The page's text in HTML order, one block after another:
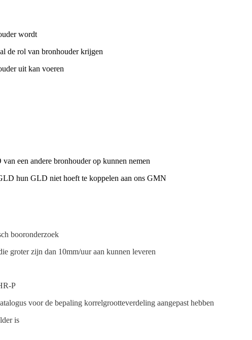
wordt
de rol van bronhouder krijgen
uit kan voeren
een andere bronhouder op kunnen nemen
hun GLD niet hoeft te koppelen aan ons GMN
booronderzoek
groter zijn dan 10mm/uur aan kunnen leveren
P
voor de bepaling korrelgrootteverdeling aangepast hebben
is